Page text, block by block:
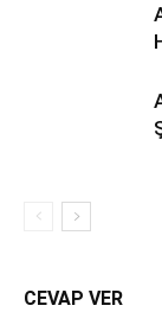
CEVAP VER